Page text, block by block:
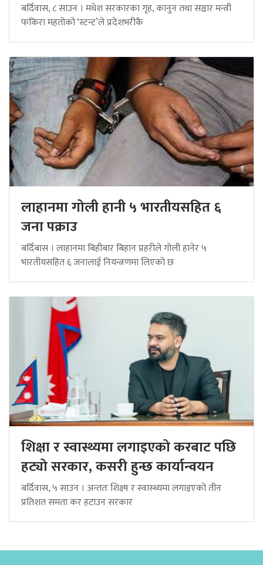
बर्दिवास, ८ साउन । मधेश सरकारका गृह, कानुन तथा सञ्चार मन्त्री
फकिरा महतोको ‘स्टन्ट’ले प्रदेशभरीकै
लाहानमा गोली हानी ५ भारतीयसहित ६
जना पक्राउ
बर्दिबास । लाहानमा बिहीबार बिहान प्रहरीले गोली हानेर ५
भारतीयसहित ६ जनालाई नियन्त्रणमा लिएको छ
शिक्षा र स्वास्थ्यमा लगाइएको करबाट पछि
हट्यो सरकार, कसरी हुन्छ कार्यान्वयन
बर्दिवास, ५ साउन । अन्ततः शिक्ष्ष र स्वास्थ्यमा लगाइएको तीन
प्रतिशत समता कर हटाउन सरकार